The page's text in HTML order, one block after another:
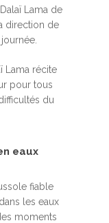
Lama de
direction de
Lama récite
pour tous
du
eaux
fiable
les eaux
moments